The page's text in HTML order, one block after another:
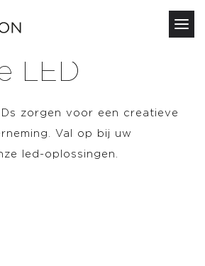
LED
zorgen voor een creatieve
Val op bij uw
led-oplossingen.